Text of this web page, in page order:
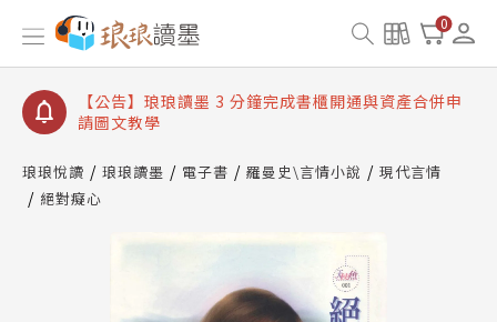
0
【公告】琅琅讀墨數位閱讀資產合併與書櫃開通申請
【公告】琅琅讀墨書櫃開通常見問題
【公告】琅琅讀墨 3 分鐘完成書櫃開通與資產合併申
請圖文教學
查詢
【公告】琅琅讀墨數位閱讀資產合併與書櫃開通申請
琅琅悅讀 琅琅讀墨 電子書 羅曼史\言情小說
現代言情
絕對癡心